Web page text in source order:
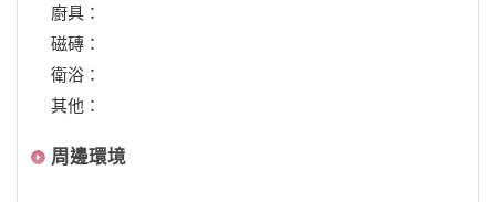
廚具：
磁磚：
衛浴：
其他：
周邊環境